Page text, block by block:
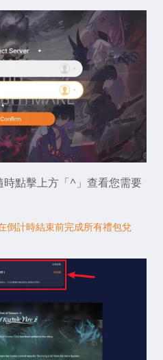
點擊上方「^」查看您需要
倒計時結束前完成所有禮包兌